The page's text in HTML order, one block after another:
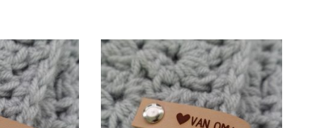
heeft
meerdere
variaties.
Deze
optie